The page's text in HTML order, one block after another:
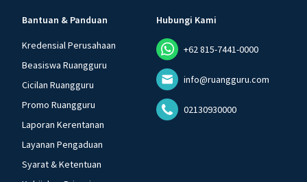
Bantuan & Panduan
Kredensial Perusahaan
Beasiswa Ruangguru
Cicilan Ruangguru
Promo Ruangguru
Laporan Kerentanan
Layanan Pengaduan
Syarat & Ketentuan
Hubungi Kami
+62 815-7441-0000
info@ruangguru.com
02130930000